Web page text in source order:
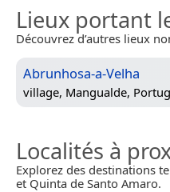
Lieux portant
Découvrez d’autres lieux
Abrunhosa-a-Velha
village, Mangualde,
Localités à
Explorez des destinations
et Quinta de Santo Amaro.